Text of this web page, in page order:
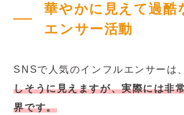
華やかに見えて過酷
エンサー活動
SNSで人気のインフルエンサーは
しそうに見えますが、実際には非
界です。